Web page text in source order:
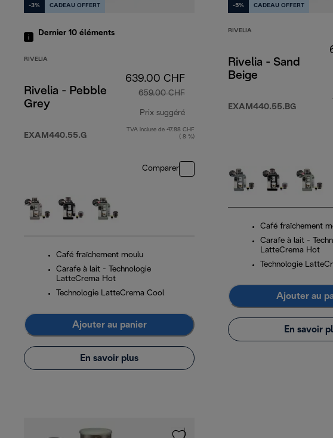
-3% CADEAU OFFERT
Dernier 10 éléments
RIVELIA
Rivelia - Pebble
Grey
EXAM440.55.G
639.00 CHF
659.00 CHF
Prix suggéré
prix original 659.00 CHF
TVA incluse de 47.88 CHF
( 8 %)
Comparer
Café fraîchement moulu
Carafe à lait - Technologie
LatteCrema Hot
Technologie LatteCrema Cool
Ajouter au panier
En savoir plus
-5% CADEAU OFFERT
RIVELIA
Rivelia - Sand
Beige
EXAM440.55.BG
Café fraîchement
Carafe à lait -
LatteCrema Hot
Technologie
Ajouter au
En savoir